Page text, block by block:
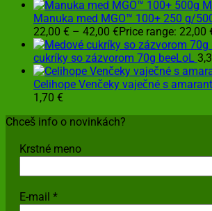
Manuka med MGO™ 100+ 250 g/
22,00 € – 42,00 €Price range: 22,00
cukríky so zázvorom 70g beeLoL
Celihope Venčeky vaječné s
1,70 €
Chceš info o novinkách?
Krstné meno
E-mail *